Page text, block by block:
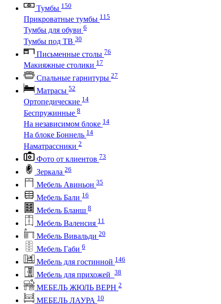
Тумбы 150
Прикроватные тумбы 115
Тумбы для обуви 6
Тумбы под ТВ 30
Письменные столы 76
Макияжные столики 17
Спальные гарнитуры 27
Матрасы 52
Ортопедические 14
Беспружинные 8
На независимом блоке 14
На блоке Боннель 14
Наматрассники 2
Фото от клиентов 73
Зеркала 26
Мебель Авиньон 35
Мебель Бали 16
Мебель Бланш 8
Мебель Валенсия 11
Мебель Вивальди 20
Мебель Габи 6
Мебель для гостинной 146
Мебель для прихожей 38
МЕБЕЛЬ ЖЮЛЬ ВЕРН 2
МЕБЕЛЬ ЛАУРА 10